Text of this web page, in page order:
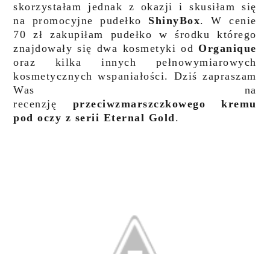
skorzystałam jednak z okazji i skusiłam się
na promocyjne pudełko ShinyBox. W cenie
70 zł zakupiłam pudełko w środku którego
znajdowały się dwa kosmetyki od Organique
oraz kilka innych pełnowymiarowych
kosmetycznych wspaniałości. Dziś zapraszam
Was na
recenzję przeciwzmarszczkowego kremu
pod oczy z serii Eternal Gold.